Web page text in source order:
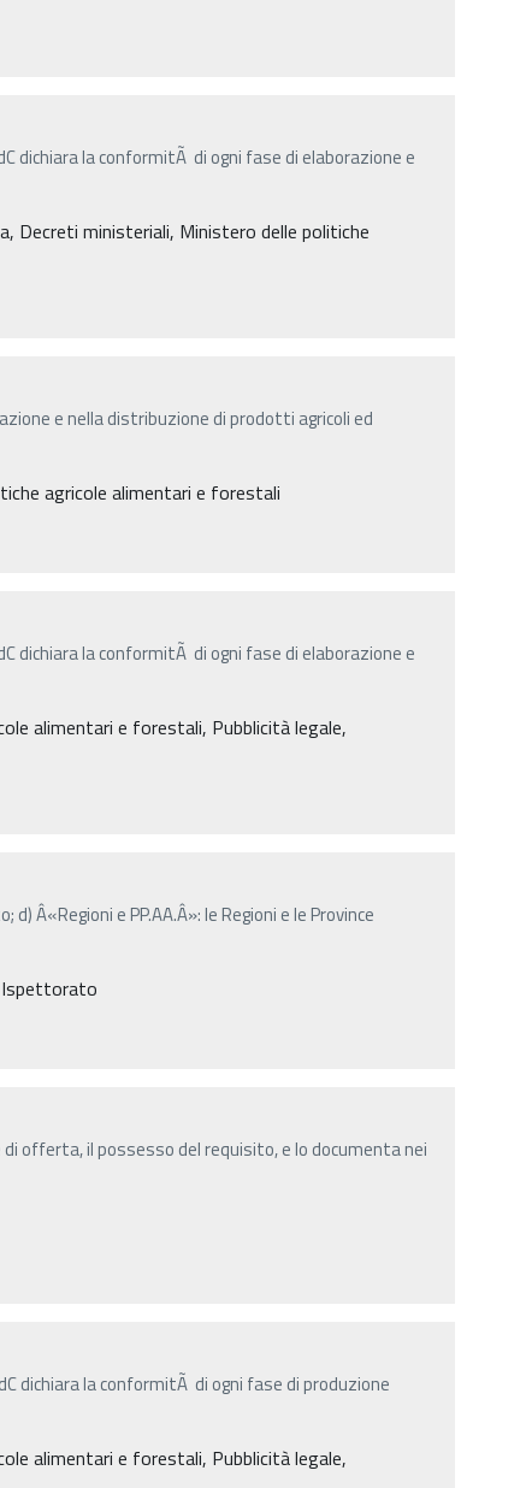
dichiara la conformitÃ di ogni fase di elaborazione e
Decreti ministeriali, Ministero delle politiche
e nella distribuzione di prodotti agricoli ed
agricole alimentari e forestali
dichiara la conformitÃ di ogni fase di elaborazione e
alimentari e forestali, Pubblicità legale,
Â«Regioni e PP.AA.Â»: le Regioni e le Province
Ispettorato
offerta, il possesso del requisito, e lo documenta nei
dichiara la conformitÃ di ogni fase di produzione
alimentari e forestali, Pubblicità legale,